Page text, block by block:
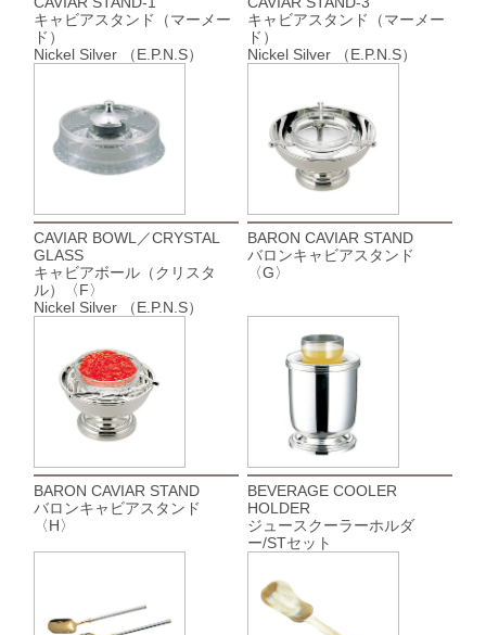
キャビアスタンド（マーメー
ド）
Nickel Silver （E.P.N.S）
キャビアスタンド（マーメー
ド）
Nickel Silver （E.P.N.S）
CAVIAR BOWL／CRYSTAL
GLASS
キャビアボール（クリスタ
ル）〈F〉
Nickel Silver （E.P.N.S）
BARON CAVIAR STAND
バロンキャビアスタンド
〈G〉
BARON CAVIAR STAND
バロンキャビアスタンド
〈H〉
BEVERAGE COOLER
HOLDER
ジュースクーラーホルダ
ー/STセット